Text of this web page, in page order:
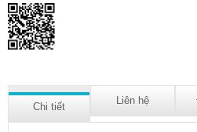
Chi tiết
Liên hệ